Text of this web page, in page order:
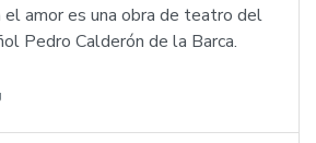
el amor es una obra de teatro del
Pedro Calderón de la Barca.